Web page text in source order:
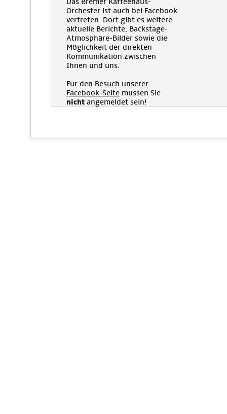
Orchester ist auch bei Facebook
vertreten. Dort gibt es weitere
aktuelle Berichte, Backstage-
Atmosphäre-Bilder sowie die
Möglichkeit der direkten
Kommunikation zwischen
Ihnen und uns.
Für den Besuch unserer
Facebook-Seite müssen Sie
nicht angemeldet sein!